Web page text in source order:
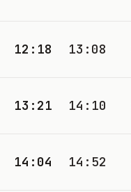
12:18 13:08
13:21 14:10
14:04 14:52